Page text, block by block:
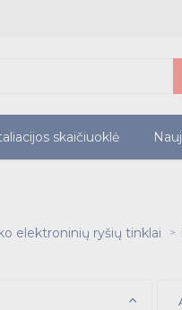
skaičiuoklė
elektroninių ryšių tinklai